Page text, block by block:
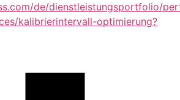
de/dienstleistungsportfolio/
kalibrierintervall-optimierung?